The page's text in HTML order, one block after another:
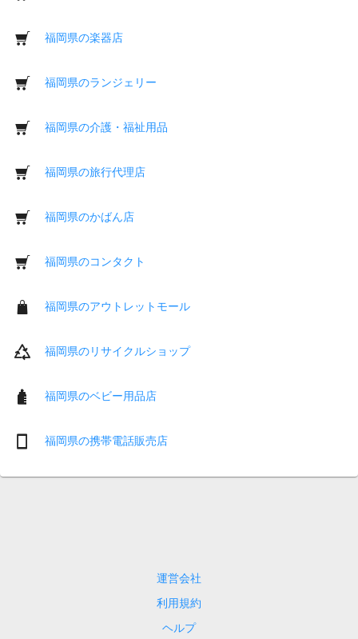
福岡県の楽器店
福岡県のランジェリー
福岡県の介護・福祉用品
福岡県の旅行代理店
福岡県のかばん店
福岡県のコンタクト
福岡県のアウトレットモール
福岡県のリサイクルショップ
福岡県のベビー用品店
福岡県の携帯電話販売店
運営会社
利用規約
ヘルプ